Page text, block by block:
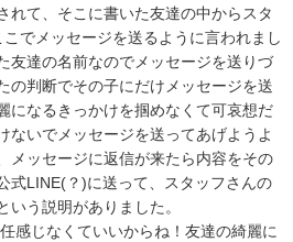
れて、そこに書いた友達の中からスタ
でメッセージを送るように言われまし
友達の名前なのでメッセージを送りづ
の判断でその子にだけメッセージを送
になるきっかけを掴めなくて可哀想だ
ないでメッセージを送ってあげようよ
メッセージに返信が来たら内容をその
式LINE(？)に送って、スタッフさんの
う説明がありました。